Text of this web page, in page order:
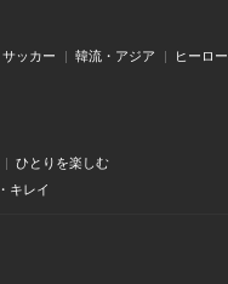
サッカー 韓流・アジア ヒーロー
ひとりを楽しむ
キレイ